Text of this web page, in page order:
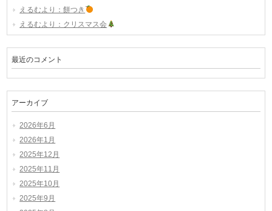
えるむより：餅つき
えるむより：クリスマス会
最近のコメント
アーカイブ
2026年6月
2026年1月
2025年12月
2025年11月
2025年10月
2025年9月